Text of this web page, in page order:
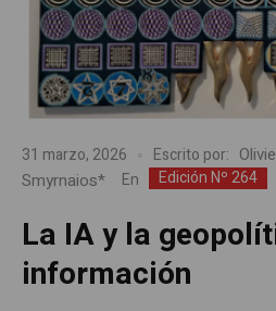
31 marzo, 2026 Escrito por:
Smyrnaios*
En Edición Nº 264
La IA y la
información